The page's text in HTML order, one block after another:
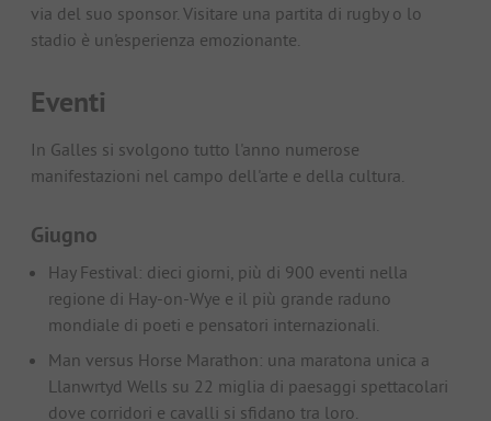
via del suo sponsor. Visitare una partita di rugby o lo
stadio è un'esperienza emozionante.
Eventi
In Galles si svolgono tutto l'anno numerose
manifestazioni nel campo dell'arte e della cultura.
Giugno
Hay Festival: dieci giorni, più di 900 eventi nella
regione di Hay-on-Wye e il più grande raduno
mondiale di poeti e pensatori internazionali.
Man versus Horse Marathon: una maratona unica a
Llanwrtyd Wells su 22 miglia di paesaggi spettacolari
dove corridori e cavalli si sfidano tra loro.